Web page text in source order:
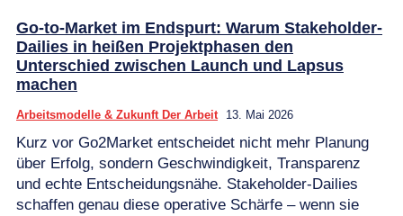
Go-to-Market im Endspurt: Warum Stakeholder-
Dailies in heißen Projektphasen den
Unterschied zwischen Launch und Lapsus
machen
Arbeitsmodelle & Zukunft Der Arbeit 13. Mai 2026
Kurz vor Go2Market entscheidet nicht mehr Planung
über Erfolg, sondern Geschwindigkeit, Transparenz
und echte Entscheidungsnähe. Stakeholder-Dailies
schaffen genau diese operative Schärfe – wenn sie